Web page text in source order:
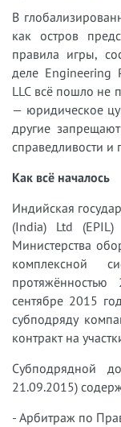
В
как остров
правила игры,
деле Engineering
LLC всё пошло не
— юридическое
другие
справедливости
Как всё началось
Индийская
(India) Ltd
Министерства
комплексной
сентябре 2015
субподряду
контракт на
Субподрядной
21.09.2015)
- Арбитраж по